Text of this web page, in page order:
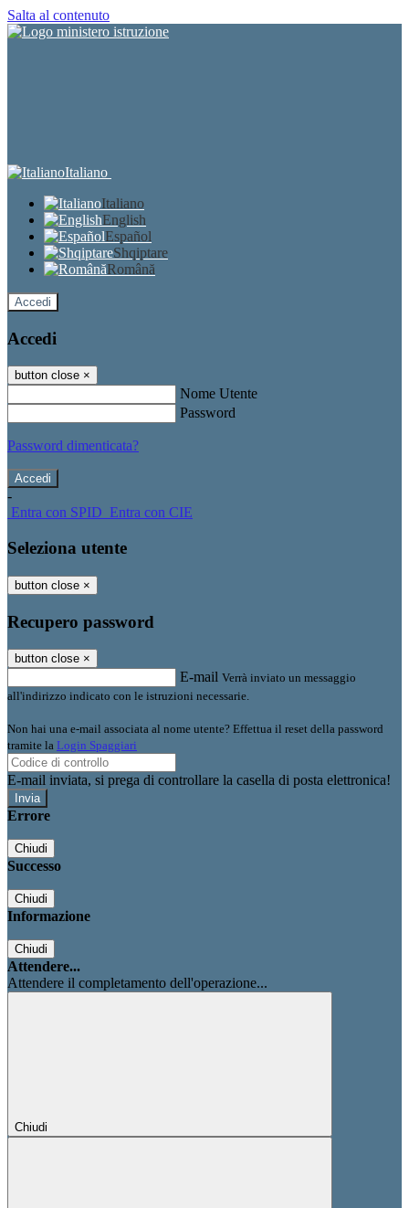
Salta al contenuto
Italiano
Italiano
English
Español
Shqiptare
Română
Accedi
Accedi
button close ×
Nome Utente
Password
Password dimenticata?
-
Entra con SPID Entra con CIE
Seleziona utente
button close ×
Recupero password
button close ×
E-mail Verrà inviato un messaggio
all'indirizzo indicato con le istruzioni necessarie.
Non hai una e-mail associata al nome utente? Effettua il reset della password
tramite la Login Spaggiari
E-mail inviata, si prega di controllare la casella di posta elettronica!
Errore
Chiudi
Successo
Chiudi
Informazione
Chiudi
Attendere...
Attendere il completamento dell'operazione...
Chiudi